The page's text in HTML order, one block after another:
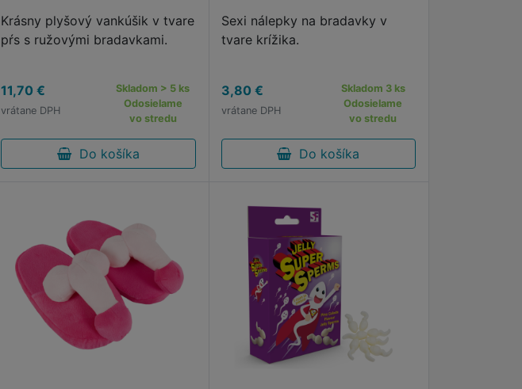
Krásny plyšový vankúšik v tvare
pŕs s ružovými bradavkami.
11,70 €
vrátane DPH
Skladom > 5 ks
Odosielame
vo stredu
Do košíka
Sexi nálepky na bradavky v
tvare krížika.
3,80 €
vrátane DPH
Skladom 3 ks
Odosielame
vo stredu
Do košíka